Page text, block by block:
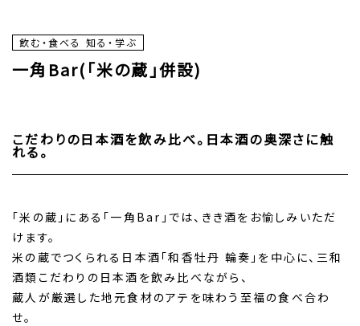
飲む・食べる 知る・学ぶ
一角Bar(「米の蔵」併設)
こだわりの日本酒を飲み比べ。日本酒の奥深さに触
れる。
「米の蔵」にある「一角Bar」では、きき酒をお愉しみいただ
けます。
米の蔵でつくられる日本酒「和香牡丹 輪奏」を中心に、三和
酒類こだわりの日本酒を飲み比べながら、
蔵人が厳選した地元食材のアテを味わう至福の食べ合わ
せ。